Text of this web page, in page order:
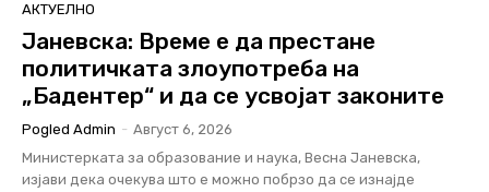
АКТУЕЛНО
Јаневска: Време е да престане
политичката злоупотреба на
„Бадентер“ и да се усвојат законите
Pogled Admin - Август 6, 2026
Министерката за образование и наука, Весна Јаневска,
изјави дека очекува што е можно побрзо да се изнајде